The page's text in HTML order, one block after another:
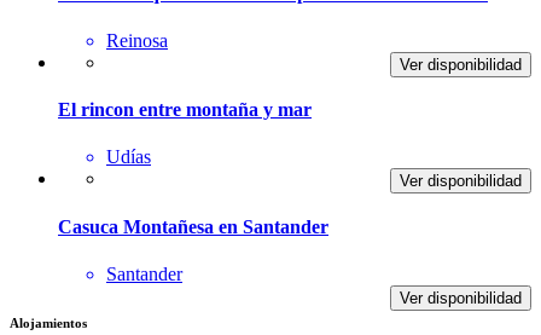
Reinosa
Ver disponibilidad
El rincon entre montaña y mar
Udías
Ver disponibilidad
Casuca Montañesa en Santander
Santander
Ver disponibilidad
Alojamientos